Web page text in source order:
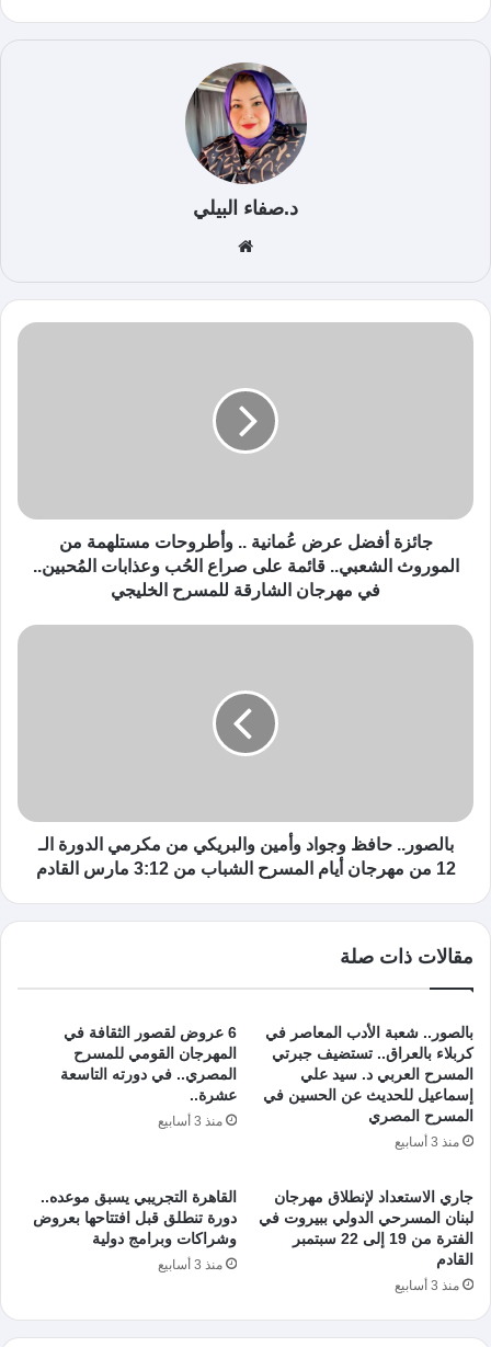
د.صفاء البيلي
الوي
ب
جائزة أفضل عرض عُمانية .. وأطروحات مستلهمة من
الموروث الشعبي.. قائمة على صراع الحُب وعذابات المُحبين..
في مهرجان الشارقة للمسرح الخليجي
بالصور.. حافظ وجواد وأمين والبريكي من مكرمي الدورة الـ
12 من مهرجان أيام المسرح الشباب من 3:12 مارس القادم
مقالات ذات صلة
بالصور.. شعبة الأدب المعاصر في
كربلاء بالعراق.. تستضيف جبرتي
المسرح العربي د. سيد علي
إسماعيل للحديث عن الحسين في
المسرح المصري
منذ 3 أسابيع
6 عروض لقصور الثقافة في
المهرجان القومي للمسرح
المصري.. في دورته التاسعة
عشرة..
منذ 3 أسابيع
جاري الاستعداد لإنطلاق مهرجان
لبنان المسرحي الدولي ببيروت في
الفترة من 19 إلى 22 سبتمبر
القادم
منذ 3 أسابيع
القاهرة التجريبي يسبق موعده..
دورة تنطلق قبل افتتاحها بعروض
وشراكات وبرامج دولية
منذ 3 أسابيع